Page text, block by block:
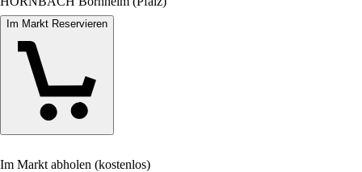
Im Markt Reservieren
Im Markt abholen (kostenlos)